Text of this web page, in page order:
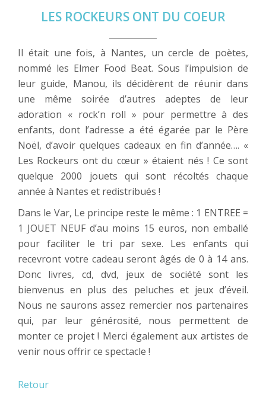
LES ROCKEURS ONT DU COEUR
Il était une fois, à Nantes, un cercle de poètes,
nommé les Elmer Food Beat. Sous l’impulsion de
leur guide, Manou, ils décidèrent de réunir dans
une même soirée d’autres adeptes de leur
adoration « rock’n roll » pour permettre à des
enfants, dont l’adresse a été égarée par le Père
Noël, d’avoir quelques cadeaux en fin d’année…. «
Les Rockeurs ont du cœur » étaient nés ! Ce sont
quelque 2000 jouets qui sont récoltés chaque
année à Nantes et redistribués !
Dans le Var, Le principe reste le même : 1 ENTREE =
1 JOUET NEUF d’au moins 15 euros, non emballé
pour faciliter le tri par sexe. Les enfants qui
recevront votre cadeau seront âgés de 0 à 14 ans.
Donc livres, cd, dvd, jeux de société sont les
bienvenus en plus des peluches et jeux d’éveil.
Nous ne saurons assez remercier nos partenaires
qui, par leur générosité, nous permettent de
monter ce projet ! Merci également aux artistes de
venir nous offrir ce spectacle !
Retour